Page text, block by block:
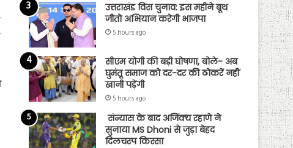
उत्तराखंड विस चुनाव: इस महीने बूथ
जीतो अभियान करेगी भाजपा
5 hours ago
सीएम योगी की बड़ी घोषणा, बोले- अब
घुमंतू समाज को दर-दर की ठोकरें नहीं
खानी पड़ेंगी
5 hours ago
संन्यास के बाद अजिंक्‍य रहाणे ने
सुनाया MS Dhoni से जुड़ा बेहद
दिलचस्प किस्सा